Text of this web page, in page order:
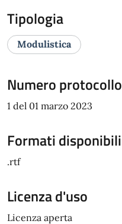
Tipologia
Modulistica
Numero protocollo
1 del 01 marzo 2023
Formati disponibili
.rtf
Licenza d'uso
Licenza aperta